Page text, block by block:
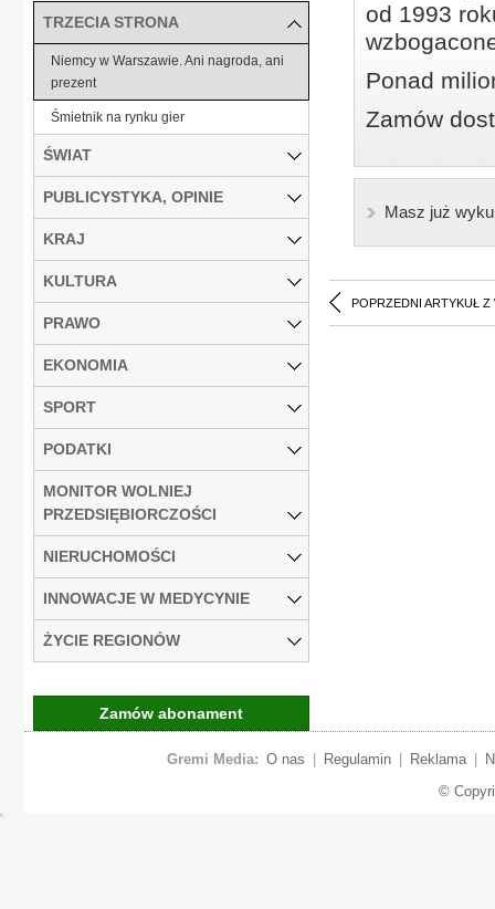
od 1993
Ponad
Zamów
Masz już
POPRZEDNI ARTYKUŁ Z
TRZECIA STRONA
Niemcy w Warszawie. Ani nagroda, ani
prezent
Śmietnik na rynku gier
ŚWIAT
PUBLICYSTYKA, OPINIE
KRAJ
KULTURA
PRAWO
EKONOMIA
SPORT
PODATKI
MONITOR WOLNIEJ
PRZEDSIĘBIORCZOŚCI
NIERUCHOMOŚCI
INNOWACJE W MEDYCYNIE
ŻYCIE REGIONÓW
Zamów abonament
Gremi Media: O nas Regulamin Reklama
©